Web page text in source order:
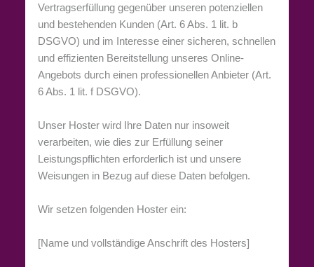
Vertragserfüllung gegenüber unseren potenziellen
und bestehenden Kunden (Art. 6 Abs. 1 lit. b
DSGVO) und im Interesse einer sicheren, schnellen
und effizienten Bereitstellung unseres Online-
Angebots durch einen professionellen Anbieter (Art.
6 Abs. 1 lit. f DSGVO).
Unser Hoster wird Ihre Daten nur insoweit
verarbeiten, wie dies zur Erfüllung seiner
Leistungspflichten erforderlich ist und unsere
Weisungen in Bezug auf diese Daten befolgen.
Wir setzen folgenden Hoster ein:
[Name und vollständige Anschrift des Hosters]